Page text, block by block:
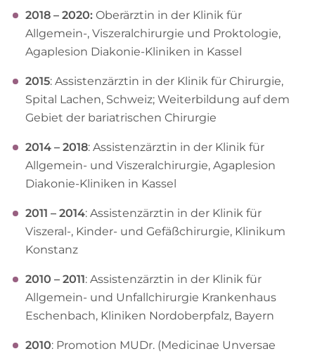
2018 – 2020: Oberärztin in der Klinik für
Allgemein-, Viszeralchirurgie und Proktologie,
Agaplesion Diakonie-Kliniken in Kassel
2015: Assistenzärztin in der Klinik für Chirurgie,
Spital Lachen, Schweiz; Weiterbildung auf dem
Gebiet der bariatrischen Chirurgie
2014 – 2018: Assistenzärztin in der Klinik für
Allgemein- und Viszeralchirurgie, Agaplesion
Diakonie-Kliniken in Kassel
2011 – 2014: Assistenzärztin in der Klinik für
Viszeral-, Kinder- und Gefäßchirurgie, Klinikum
Konstanz
2010 – 2011: Assistenzärztin in der Klinik für
Allgemein- und Unfallchirurgie Krankenhaus
Eschenbach, Kliniken Nordoberpfalz, Bayern
2010: Promotion MUDr. (Medicinae Unversae